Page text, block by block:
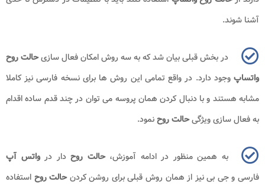
آشنا شوند.
در بخش قبلی بیان شد که به سه روش امکان فعال سازیحالت روح
واتساپوجود دارد. در واقع تمامی این روش ها برای نسخه فارسی نیز کاملا
مشابه هستند و با دنبال کردن همان پروسه می توان در چند قدم ساده اقدام
به فعال سازی ویژگیحالت روحنمود.
به همین منظور در ادامه آموزش،حالت روحدار درواتس آپ
فارسی و جی بی نیز از همان روش قبلی برای روشن کردنحالت روح استفاده